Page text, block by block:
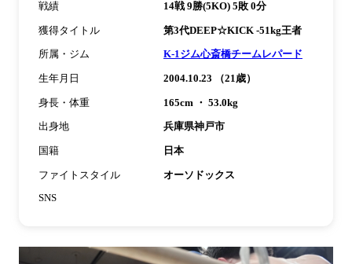
戦績 14戦 9勝(5KO) 5敗 0分
獲得タイトル 第3代DEEP☆KICK -51kg王者
所属・ジム K-1ジム心斎橋チームレパード
生年月日 2004.10.23 （21歳）
身長・体重 165cm ・ 53.0kg
出身地 兵庫県神戸市
国籍 日本
ファイトスタイル オーソドックス
SNS